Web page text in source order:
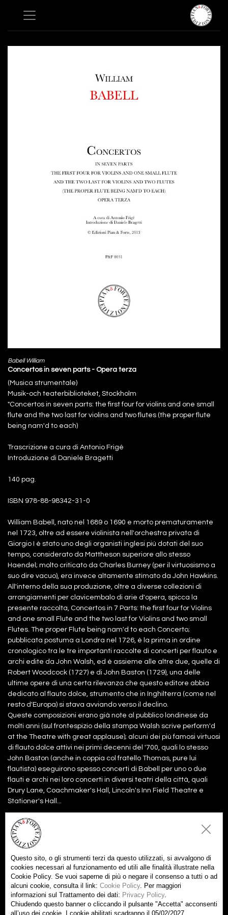
Babell William
Concertos in seven parts - Opera terza
(Musica strumentale)
Musik-och teaterbiblioteket, Stockholm
"Concertos in seven parts: the first four for violins and one small
flute and the two last for violins and two flutes (the proper flute
being nam'd to each)
Trascrizione a cura di Antonio Frigé
Introduzione di Daniele Bragetti
140 pag.
ISBN 978-88-98342-31-0
William Babell, nato nel 1689 o 1690 e morto prematuramente
nel 1723, oltre ad essere violinista nell'orchestra privata di
Giorgio I è stato uno degli organisti inglesi più dotati del suo
tempo, considerato da Mattheson superiore allo stesso
Haendel; molto criticato da Charles Burney (per il virtuosismo a
suo dire vacuo), era invece altamente stimato da John Hawkins.
All'interno della sua produzione, oltre a diverse collezioni di
arrangiamenti per clavicembalo di arie d'opera, spicca la
presente raccolta, Concertos in 7 Parts: the first four for Violins
and one small Flute and the two last for Violins and two small
Flutes. The proper Flute being nam'd to each Concerto;
pubblicata postuma a Londra nel 1726, è la prima in ordine
cronologico tra le tre importanti raccolte di concerti per flauto e
archi edite da John Walsh, ed è assieme alle altre due, quelle di
Robert Woodcock (1727) e di John Baston (1729), una delle
ultime opere di una certa rilevanza che questo editore abbia
dedicato al flauto dolce, strumento che in Inghilterra (come nel
resto d'Europa) si stava avviando verso il declino.
Queste composizioni erano già note al pubblico londinese da
molti anni (sul frontespizio della stampa Walsh scrive perform'd
at the Theatre with great applause); alcuni dei più famosi virtuosi
di flauto dolce attivi nei primi decenni del '700, quali lo stesso
John Baston (anche in coppia col fratello Thomas, pure lui
flautista) eseguirono spesso concerti di Babell per uno o due
flauti e archi nei loro concerti in diversi teatri della città, quali
Drury Lane, Coachmaker's Hall, Lincoln's Inn Field Theatre e
Stationer's Hall...
Files:
partitura
parti 22,00€ Aggiungi al carrello
partitura +
parti
36,00€ Aggiungi tutti al carrello
Questo sito, o gli strumenti terzi da questo utilizzati, si avvalgono di
cookies necessari al funzionamento ed utili alle finalità illustrate nella
Cookie Policy. Se vuoi saperne di più o negare il consenso a tutti o ad
alcuni cookie, consulta il link: Cookie Policy. Per maggiori
informazioni sul Trattamento dei dati: Privacy Policy.
Chiudendo questo banner o cliccando il pulsante "Accetta" acconsenti
all’uso dei cookie. I cookie abilitati scadranno il 05/02/2027.